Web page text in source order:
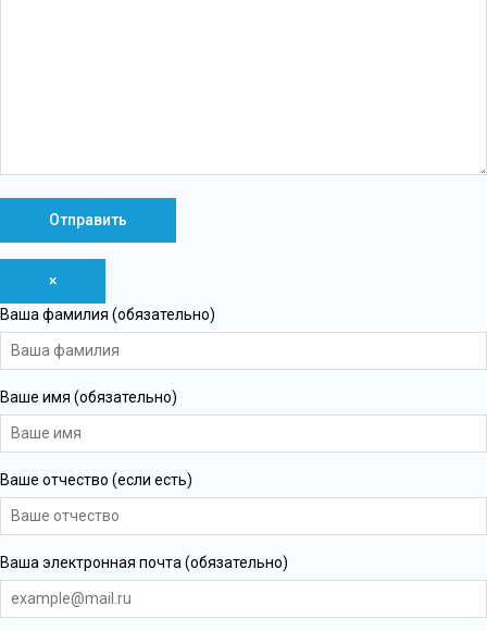
×
Ваша фамилия (обязательно)
Ваше имя (обязательно)
Ваше отчество (если есть)
Ваша электронная почта (обязательно)